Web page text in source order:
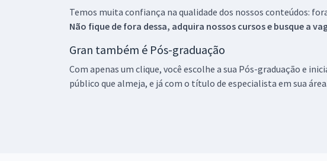
Temos muita confiança na qualidade dos nossos conteúdos:
Não fique de fora dessa, adquira nossos cursos e busque a
Gran também é Pós-graduação
Com apenas um clique, você escolhe a sua Pós-graduação e
público que almeja, e já com o título de especialista em sua área.